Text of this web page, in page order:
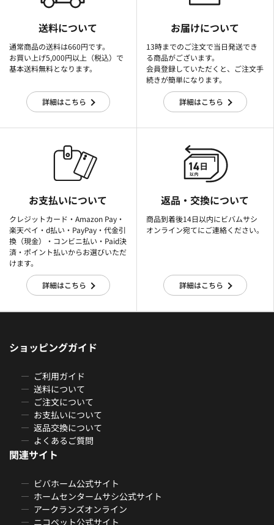
送料について
通常商品の送料は660円です。
お買い上げ5,000円以上（税込）で
基本送料無料となります。
詳細はこちら
お届けについて
13時までのご注文で当日発送でき
る商品がございます。
会員登録していただくと、ご注文手
続きが簡単になります。
詳細はこちら
お支払いについて
クレジットカード・Amazon Pay・
楽天ぺイ・d払い・PayPay・代金引
換（現金）・コンビニ払い・Paid決
済・ポイント払いからお選びいただ
けます。
詳細はこちら
返品・交換について
商品到着後14日以内にビバムサシ
オンライン宛てにご連絡ください。
詳細はこちら
ショッピングガイド
ご利用ガイド
送料について
ご注文について
お支払いについて
返品交換について
よくあるご質問
関連サイト
ビバホーム公式サイト
ホームセンタームサシ公式サイト
アークランズオンライン
ニコペット公式サイト